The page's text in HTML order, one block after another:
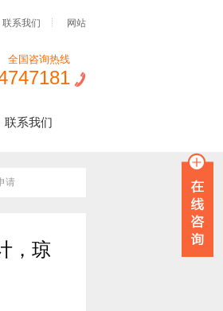
联系我们 网站
全国咨询热线
联系我们
请
，琼